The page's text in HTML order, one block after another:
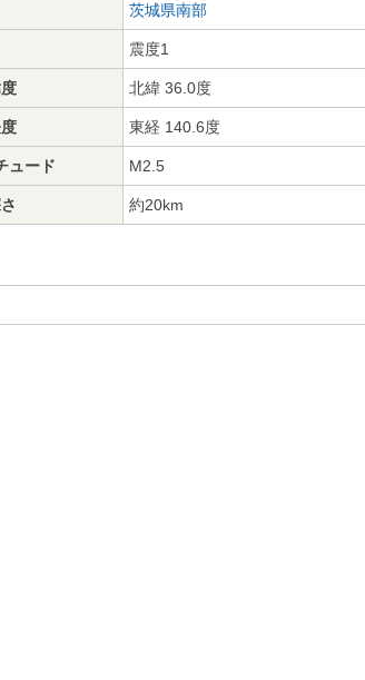
茨城県南部
震度1
北緯 36.0度
東経 140.6度
ュード M2.5
約20km